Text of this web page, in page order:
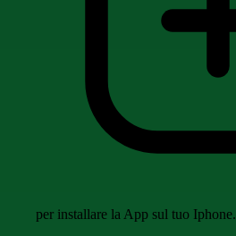
per installare la App sul tuo Iphone.